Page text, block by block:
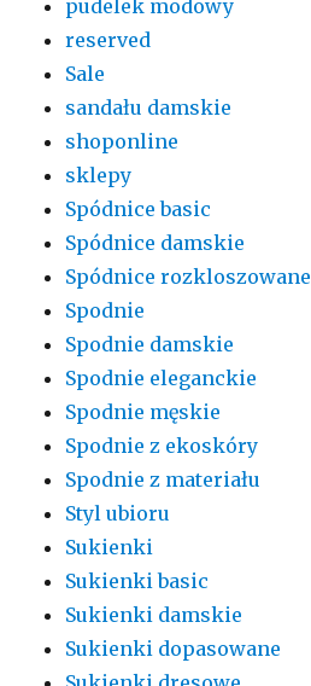
pudelek modowy
reserved
Sale
sandału damskie
shoponline
sklepy
Spódnice basic
Spódnice damskie
Spódnice rozkloszowane
Spodnie
Spodnie damskie
Spodnie eleganckie
Spodnie męskie
Spodnie z ekoskóry
Spodnie z materiału
Styl ubioru
Sukienki
Sukienki basic
Sukienki damskie
Sukienki dopasowane